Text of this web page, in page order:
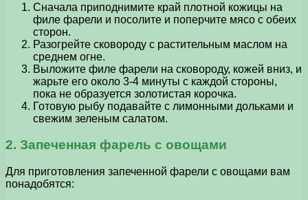
Сначала приподнимите край плотной кожицы на
филе фарели и посолите и поперчите мясо с обеих
сторон.
Разогрейте сковороду с растительным маслом на
среднем огне.
Выложите филе фарели на сковороду, кожей вниз, и
жарьте его около 3-4 минуты с каждой стороны,
пока не образуется золотистая корочка.
Готовую рыбу подавайте с лимонными дольками и
свежим зеленым салатом.
2. Запеченная фарель с овощами
Для приготовления запеченной фарели с овощами вам
понадобятся: